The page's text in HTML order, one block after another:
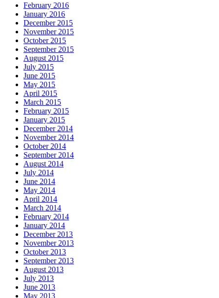
February 2016
January 2016
December 2015
November 2015
October 2015
September 2015
August 2015
July 2015
June 2015
May 2015
April 2015
March 2015
February 2015
January 2015
December 2014
November 2014
October 2014
September 2014
August 2014
July 2014
June 2014
May 2014
April 2014
March 2014
February 2014
January 2014
December 2013
November 2013
October 2013
September 2013
August 2013
July 2013
June 2013
May 2013